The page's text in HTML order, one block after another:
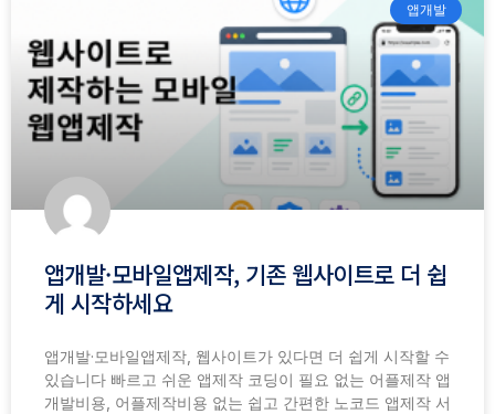
앱개발
앱개발·모바일앱제작, 기존 웹사이트로 더 쉽
게 시작하세요
앱개발·모바일앱제작, 웹사이트가 있다면 더 쉽게 시작할 수
있습니다 빠르고 쉬운 앱제작 코딩이 필요 없는 어플제작 앱
개발비용, 어플제작비용 없는 쉽고 간편한 노코드 앱제작 서